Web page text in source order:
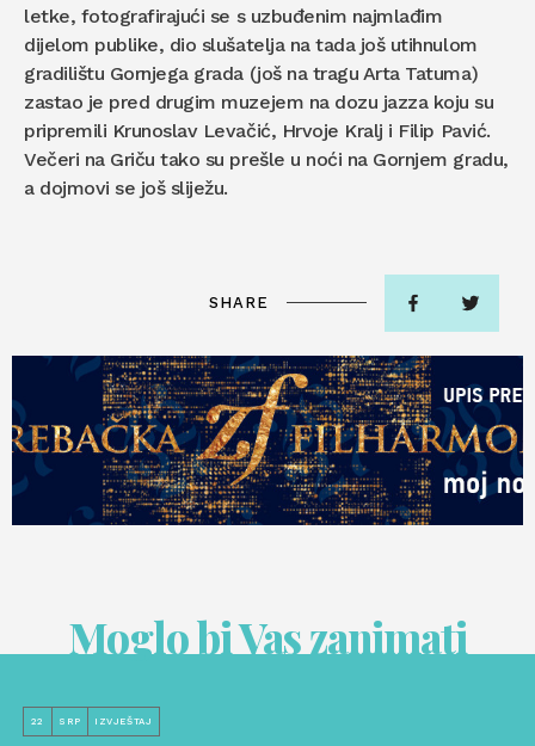
letke, fotografirajući se s uzbuđenim najmlađim
dijelom publike, dio slušatelja na tada još utihnulom
gradilištu Gornjega grada (još na tragu Arta Tatuma)
zastao je pred drugim muzejem na dozu jazza koju su
pripremili Krunoslav Levačić, Hrvoje Kralj i Filip Pavić.
Večeri na Griču tako su prešle u noći na Gornjem gradu,
a dojmovi se još sliježu.
SHARE
Moglo bi Vas zanimati
22 SRP IZVJEŠTAJ